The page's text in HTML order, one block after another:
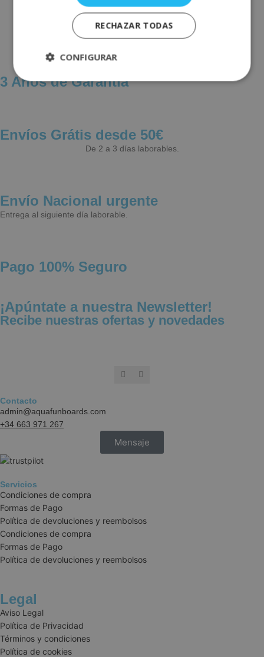
3 Años de Garantía
Envíos Grátis desde 50€
De 2 a 3 días laborables.
Envío Nacional urgente
Entrega al siguiente día laborable.
Pago 100% Seguro
¡Apúntate a nuestra Newsletter!
Recibe nuestras ofertas y novedades
Contacto
admin@aquafunboards.com
+34 663 971 267
Mensaje
Servicios
Condiciones de compra
Formas de Pago
Política de devoluciones y reembolsos
Condiciones de compra
Formas de Pago
Política de devoluciones y reembolsos
Legal
Aviso Legal
Política de Privacidad
Términos y condiciones
Política de cookies
RECHAZAR TODAS
CONFIGURAR
Estrictamente
Rendimiento
Publicidad Funcionalidad
Estrictamente necesarias
funciones básicas de la web, como el inicio de
sesión y la gestión de cuentas. La web no puede
NAME
wp_woocommerce_session_[abcdef0123456789]
cookieyes-consent